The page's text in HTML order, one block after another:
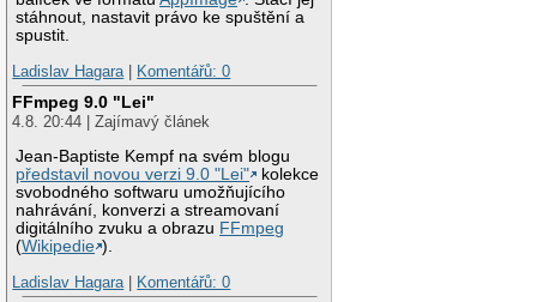
stáhnout, nastavit právo ke spuštění a
spustit.
Ladislav Hagara
Komentářů: 0
FFmpeg 9.0 "Lei"
4.8. 20:44 | Zajímavý článek
Jean-Baptiste Kempf na svém blogu
představil novou verzi 9.0 "Lei"
kolekce
svobodného softwaru umožňujícího
nahrávání, konverzi a streamovaní
digitálního zvuku a obrazu FFmpeg
(Wikipedie ).
Ladislav Hagara
Komentářů: 0